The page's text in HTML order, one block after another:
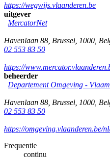
https://wegwijs.vlaanderen.be
uitgever
MercatorNet
Havenlaan 88 Brussel 1000
02 553 83 50
https://
beheerder
Departement Omgeving -
Havenlaan 88 Brussel 1000
02 553 83 50
https://omgeving.vlaanderen.be/
Frequentie
continu